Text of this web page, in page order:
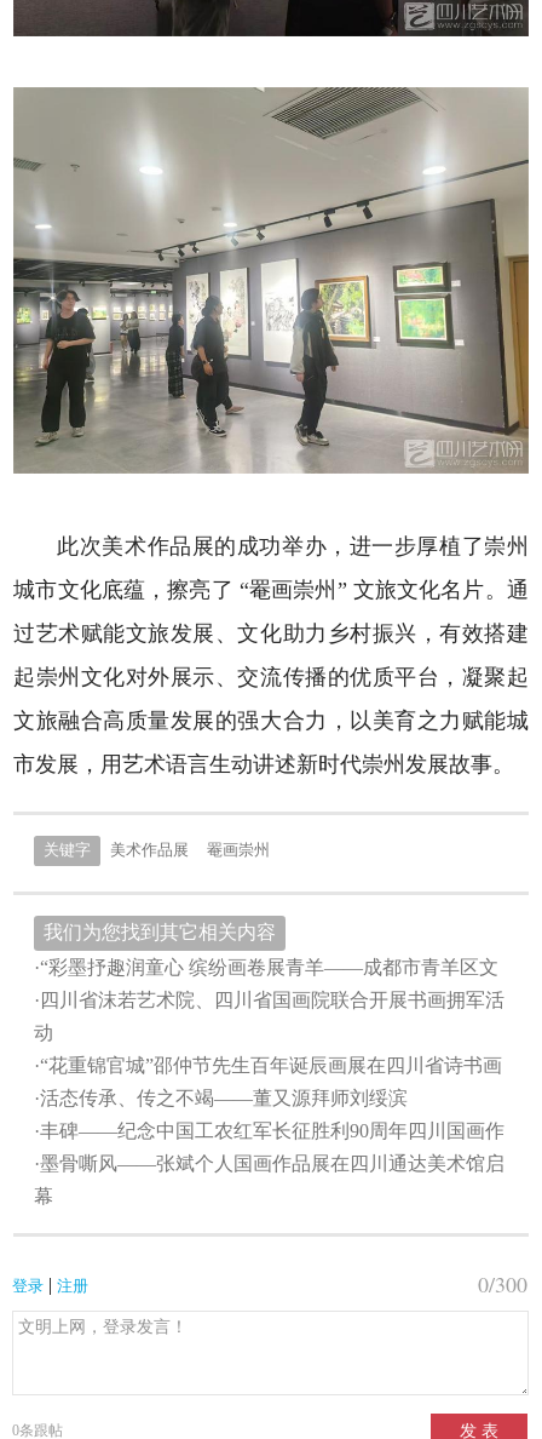
此次美术作品展的成功举办，进一步厚植了崇州
城市文化底蕴，擦亮了 “罨画崇州” 文旅文化名片。通
过艺术赋能文旅发展、文化助力乡村振兴，有效搭建
起崇州文化对外展示、交流传播的优质平台，凝聚起
文旅融合高质量发展的强大合力，以美育之力赋能城
市发展，用艺术语言生动讲述新时代崇州发展故事。
关键字 美术作品展 罨画崇州
我们为您找到其它相关内容
·“彩墨抒趣润童心 缤纷画卷展青羊——成都市青羊区文
·四川省沫若艺术院、四川省国画院联合开展书画拥军活
动
·“花重锦官城”邵仲节先生百年诞辰画展在四川省诗书画
·活态传承、传之不竭——董又源拜师刘绥滨
·丰碑——纪念中国工农红军长征胜利90周年四川国画作
·墨骨嘶风——张斌个人国画作品展在四川通达美术馆启
幕
登录 | 注册 0/300
0条跟帖 发 表